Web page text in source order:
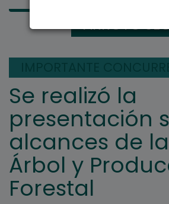
ARROYO
Se realizó la
presentación
alcances de
Árbol y
Forestal